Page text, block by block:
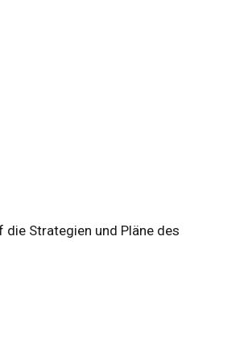
Strategien und Pläne des